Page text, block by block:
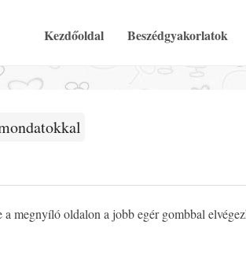
Elsődleges Menü
Tovább a tartalomra
Kezdőoldal Beszédgyakorlatok
oldalon a jobb egér gombbal